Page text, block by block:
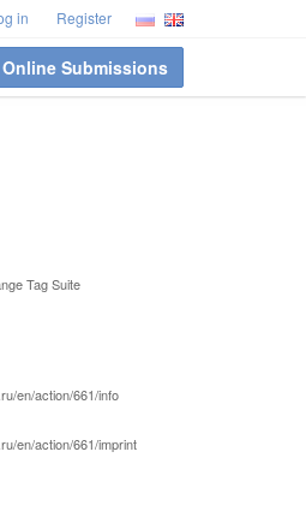
in Register
Online Submissions
Tag Suite
en/action/661/info
en/action/661/imprint